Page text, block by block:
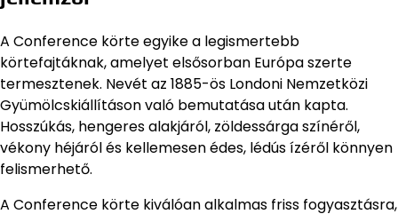
A Conference körte egyike a legismertebb
körtefajtáknak, amelyet elsősorban Európa szerte
termesztenek. Nevét az 1885-ös Londoni Nemzetközi
Gyümölcskiállításon való bemutatása után kapta.
Hosszúkás, hengeres alakjáról, zöldessárga színéről,
vékony héjáról és kellemesen édes, lédús ízéről könnyen
felismerhető.
A Conference körte kiválóan alkalmas friss fogyasztásra,